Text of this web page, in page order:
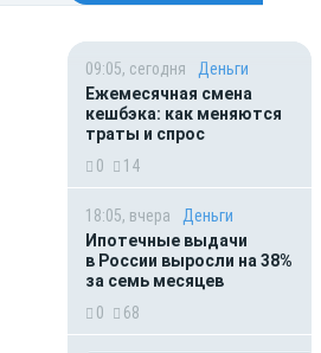
09:05, сегодня
Деньги
Ежемесячная смена
кешбэка: как меняются
траты и спрос
0
14
18:05, вчера
Деньги
Ипотечные выдачи
в России выросли на 38%
за семь месяцев
0
68